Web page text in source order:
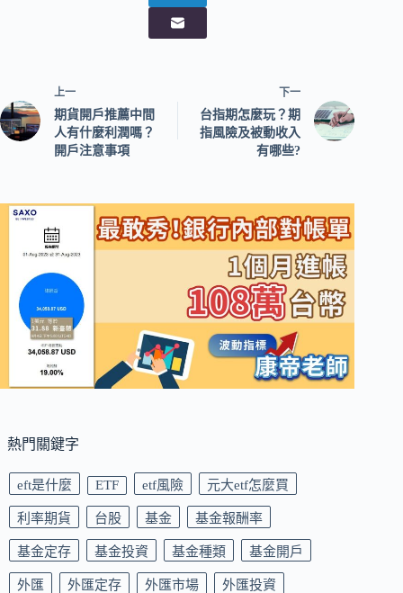
上一
期貨開戶推薦中間
人有什麼利潤嗎？
開戶注意事項
下一
台指期怎麼玩？期
指風險及被動收入
有哪些?
熱門關鍵字
eft是什麼 ETF etf風險 元大etf怎麼買
利率期貨 台股 基金 基金報酬率
基金定存 基金投資 基金種類 基金開戶
外匯 外匯定存 外匯市場 外匯投資